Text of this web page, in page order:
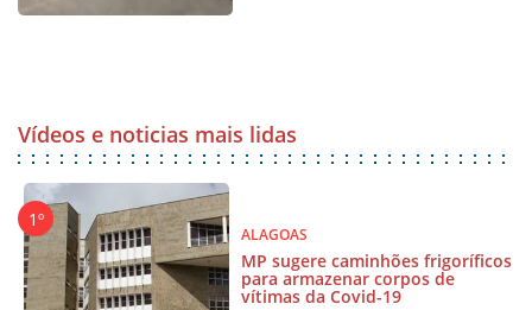
Vídeos e noticias mais lidas
ALAGOAS
MP sugere caminhões frigoríficos
para armazenar corpos de
vítimas da Covid-19